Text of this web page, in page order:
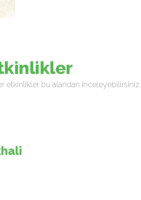
etkinlikler bu alandan inceleyebilirsiniz.